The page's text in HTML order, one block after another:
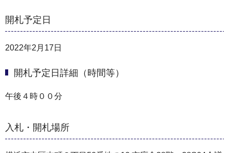
開札予定日
2022年2月17日
開札予定日詳細（時間等）
午後４時００分
入札・開札場所